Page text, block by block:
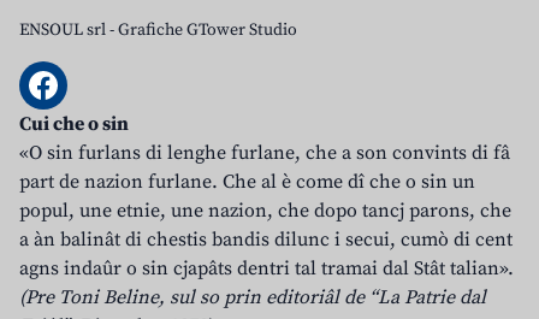
ENSOUL srl-Grafiche GTower Studio
Cui che o sin
«O sin furlans di lenghe furlane, che a son convints di fâ
part de nazion furlane. Che al è come dî che o sin un
popul, une etnie, une nazion, che dopo tancj parons, che
a àn balinât di chestis bandis dilunc i secui, cumò di cent
agns indaûr o sin cjapâts dentri tal tramai dal Stât talian».
(Pre Toni Beline, sul so prin editoriâl de “La Patrie dal